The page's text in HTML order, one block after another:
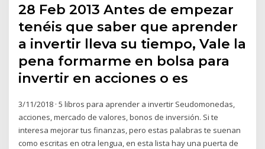
28 Feb 2013 Antes de empezar
tenéis que saber que aprender
a invertir lleva su tiempo, Vale la
pena formarme en bolsa para
invertir en acciones o es
3/11/2018 · 5 libros para aprender a invertir Seudomonedas,
acciones, mercado de valores, bonos de inversión. Si te
interesa mejorar tus finanzas, pero estas palabras te suenan
como escritas en otra lengua, en esta lista hay una puerta de